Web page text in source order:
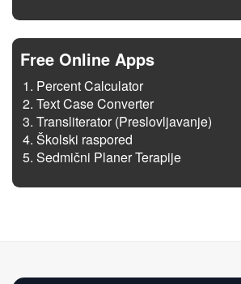
Free Online Apps
Percent Calculator
Text Case Converter
Transliterator (Preslovljavanje)
Školski raspored
Sedmični Planer Terapije